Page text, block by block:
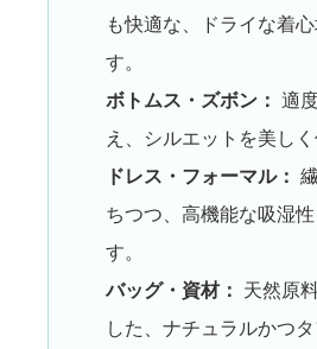
も快適な、ドライな着
す。
ボトムス・ズボン： 適
え、シルエットを美しく
ドレス・フォーマル：
ちつつ、高機能な吸湿
す。
バッグ・資材： 天然原
した、ナチュラルかつ